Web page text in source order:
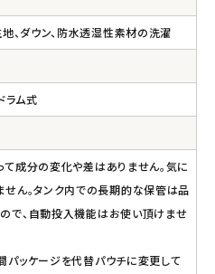
地、ダウン、防水透湿性素材の洗濯
ラム式
成分の変化や差はありません。気に
ん。タンク内での長期的な保管は品
で、自動投入機能はお使い頂けませ
ッケージを代替パウチに変更して